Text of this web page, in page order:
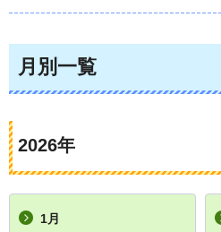
月別一覧
2026年
1月